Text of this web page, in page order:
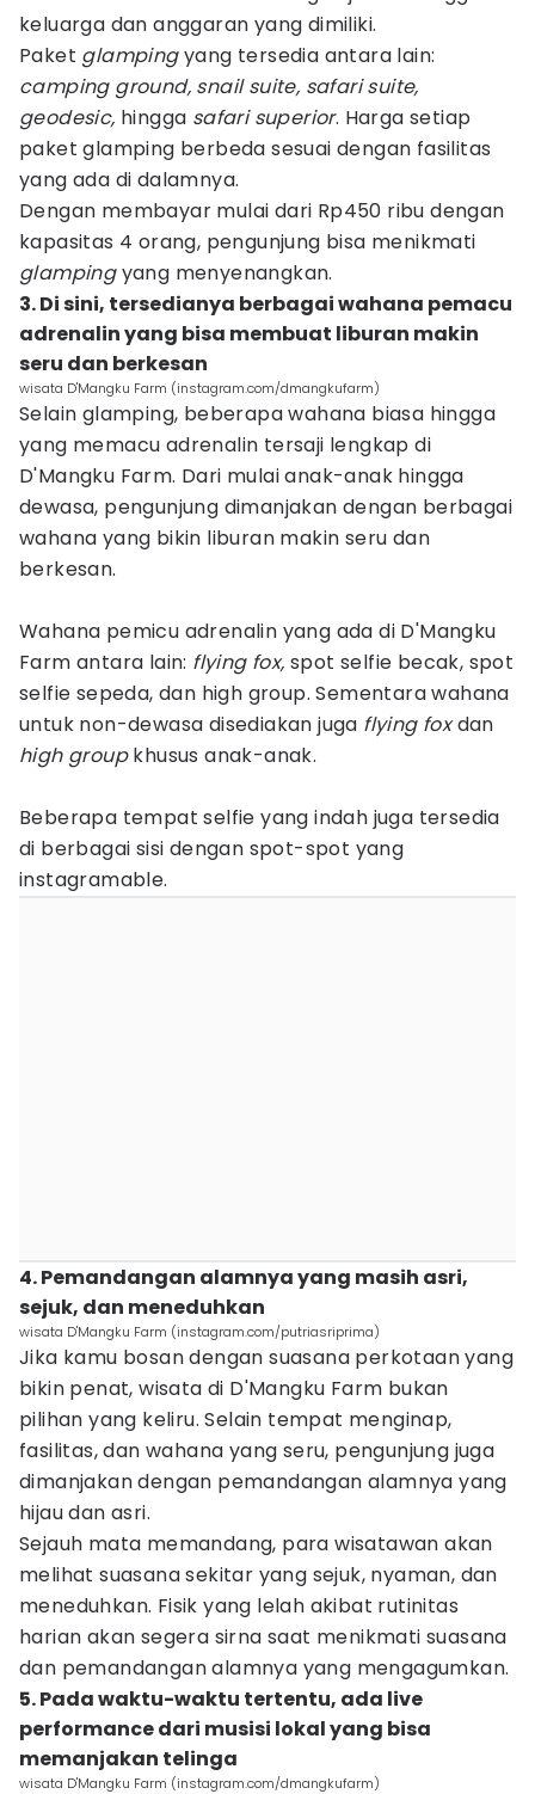
keluarga dan anggaran yang dimiliki.
Paket glampingyang tersedia antara lain:
camping ground, snail suite, safari suite,
geodesic, hingga safari superior. Harga setiap
paket glamping berbeda sesuai dengan fasilitas
yang ada di dalamnya.
Dengan membayar mulai dari Rp450 ribu dengan
kapasitas 4 orang, pengunjung bisa menikmati
glampingyang menyenangkan.
3. Di sini, tersedianya berbagai wahana pemacu
adrenalin yang bisa membuat liburan makin
seru dan berkesan
wisata D'Mangku Farm (instagram.com/dmangkufarm)
Selain glamping, beberapa wahana biasa hingga
yang memacu adrenalin tersaji lengkap di
D'Mangku Farm. Dari mulai anak-anak hingga
dewasa, pengunjung dimanjakan dengan berbagai
wahana yang bikin liburan makin seru dan
berkesan.
Wahana pemicu adrenalin yang ada di D'Mangku
Farm antara lain: flying fox, spot selfie becak, spot
selfie sepeda, dan high group. Sementara wahana
untuk non-dewasa disediakan juga flying foxdan
high groupkhusus anak-anak.
Beberapa tempat selfie yang indah juga tersedia
di berbagai sisi dengan spot-spot yang
instagramable.
4. Pemandangan alamnya yang masih asri,
sejuk, dan meneduhkan
wisata D'Mangku Farm (instagram.com/putriasriprima)
Jika kamu bosan dengan suasana perkotaan yang
bikin penat, wisata di D'Mangku Farm bukan
pilihan yang keliru. Selain tempat menginap,
fasilitas, dan wahana yang seru, pengunjung juga
dimanjakan dengan pemandangan alamnya yang
hijau dan asri.
Sejauh mata memandang, para wisatawan akan
melihat suasana sekitar yang sejuk, nyaman, dan
meneduhkan. Fisik yang lelah akibat rutinitas
harian akan segera sirna saat menikmati suasana
dan pemandangan alamnya yang mengagumkan.
5. Pada waktu-waktu tertentu, ada live
performance dari musisi lokal yang bisa
memanjakan telinga
wisata D'Mangku Farm (instagram.com/dmangkufarm)